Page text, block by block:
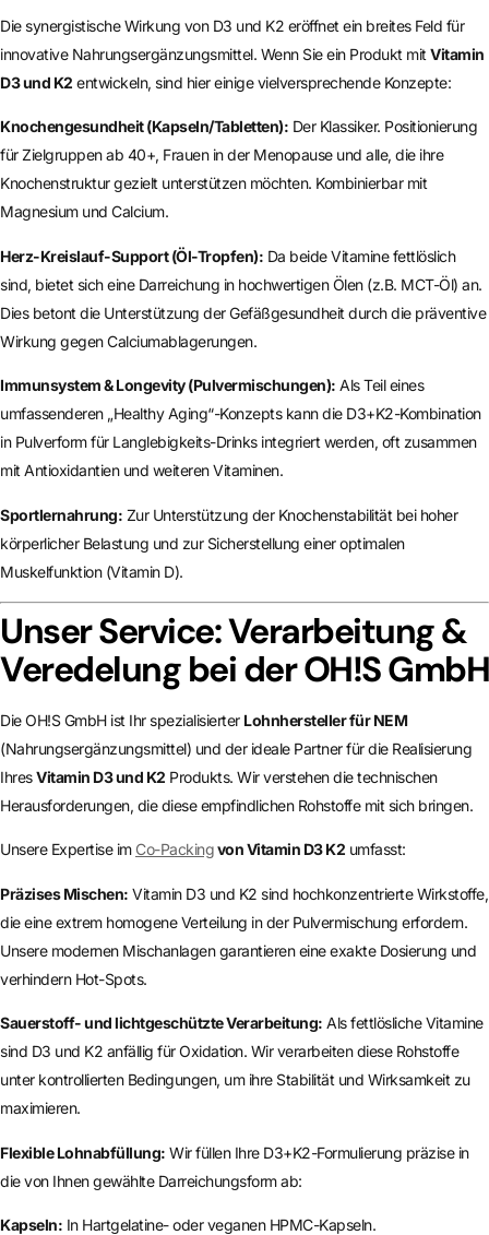
Die synergistische Wirkung von D3 und K2 eröffnet ein breites Feld für
innovative Nahrungsergänzungsmittel. Wenn Sie ein Produkt mit Vitamin
D3 und K2 entwickeln, sind hier einige vielversprechende Konzepte:
Knochengesundheit (Kapseln/Tabletten): Der Klassiker. Positionierung
für Zielgruppen ab 40+, Frauen in der Menopause und alle, die ihre
Knochenstruktur gezielt unterstützen möchten. Kombinierbar mit
Magnesium und Calcium.
Herz-Kreislauf-Support (Öl-Tropfen): Da beide Vitamine fettlöslich
sind, bietet sich eine Darreichung in hochwertigen Ölen (z.B. MCT-Öl) an.
Dies betont die Unterstützung der Gefäßgesundheit durch die präventive
Wirkung gegen Calciumablagerungen.
Immunsystem & Longevity (Pulvermischungen): Als Teil eines
umfassenderen „Healthy Aging“-Konzepts kann die D3+K2-Kombination
in Pulverform für Langlebigkeits-Drinks integriert werden, oft zusammen
mit Antioxidantien und weiteren Vitaminen.
Sportlernahrung: Zur Unterstützung der Knochenstabilität bei hoher
körperlicher Belastung und zur Sicherstellung einer optimalen
Muskelfunktion (Vitamin D).
Unser Service: Verarbeitung &
Veredelung bei der OH!S GmbH
Die OH!S GmbH ist Ihr spezialisierter Lohnhersteller für NEM
(Nahrungsergänzungsmittel) und der ideale Partner für die Realisierung
IhresVitamin D3 und K2 Produkts. Wir verstehen die technischen
Herausforderungen, die diese empfindlichen Rohstoffe mit sich bringen.
Unsere Expertise im Co-Packingvon Vitamin D3 K2 umfasst:
Präzises Mischen: Vitamin D3 und K2 sind hochkonzentrierte Wirkstoffe,
die eine extrem homogene Verteilung in der Pulvermischung erfordern.
Unsere modernen Mischanlagen garantieren eine exakte Dosierung und
verhindern Hot-Spots.
Sauerstoff- und lichtgeschützte Verarbeitung: Als fettlösliche Vitamine
sind D3 und K2 anfällig für Oxidation. Wir verarbeiten diese Rohstoffe
unter kontrollierten Bedingungen, um ihre Stabilität und Wirksamkeit zu
maximieren.
Flexible Lohnabfüllung: Wir füllen Ihre D3+K2-Formulierung präzise in
die von Ihnen gewählte Darreichungsform ab:
Kapseln: In Hartgelatine- oder veganen HPMC-Kapseln.